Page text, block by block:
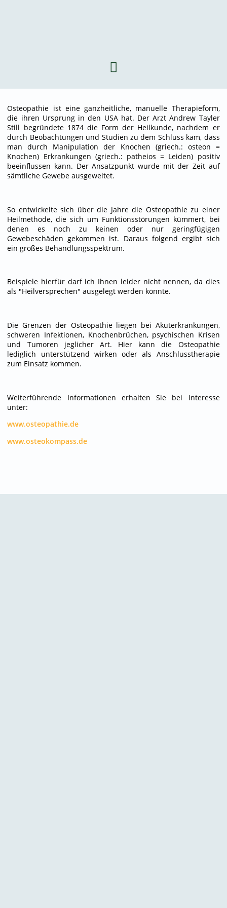
Osteopathie ist eine ganzheitliche, manuelle Therapieform,
die ihren Ursprung in den USA hat. Der Arzt Andrew Tayler
Still begründete 1874 die Form der Heilkunde, nachdem er
durch Beobachtungen und Studien zu dem Schluss kam, dass
man durch Manipulation der Knochen (griech.: osteon =
Knochen) Erkrankungen (griech.: patheios = Leiden) positiv
beeinflussen kann. Der Ansatzpunkt wurde mit der Zeit auf
sämtliche Gewebe ausgeweitet.
So entwickelte sich über die Jahre die Osteopathie zu einer
Heilmethode, die sich um Funktionsstörungen kümmert, bei
denen es noch zu keinen oder nur geringfügigen
Gewebeschäden gekommen ist. Daraus folgend ergibt sich
ein großes Behandlungsspektrum.
Beispiele hierfür darf ich Ihnen leider nicht nennen, da dies
als "Heilversprechen" ausgelegt werden könnte.
Die Grenzen der Osteopathie liegen bei Akuterkrankungen,
schweren Infektionen, Knochenbrüchen, psychischen Krisen
und Tumoren jeglicher Art. Hier kann die Osteopathie
lediglich unterstützend wirken oder als Anschlusstherapie
zum Einsatz kommen.
Weiterführende Informationen erhalten Sie bei Interesse
unter:
www.osteopathie.de
www.osteokompass.de